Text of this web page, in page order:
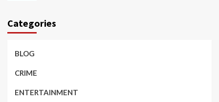
Categories
BLOG
CRIME
ENTERTAINMENT